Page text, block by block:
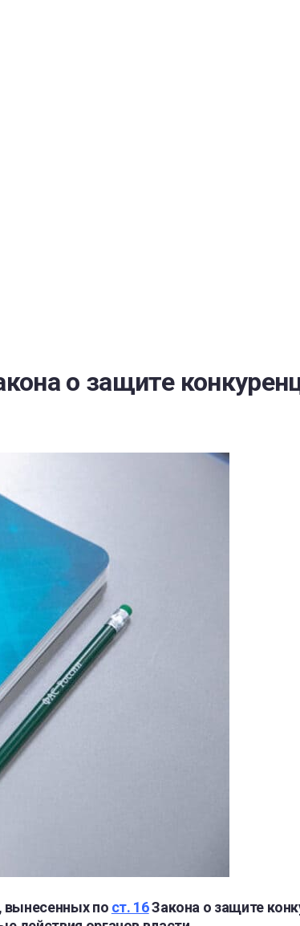
о защите
вынесенных по ст. 16Закона о защите